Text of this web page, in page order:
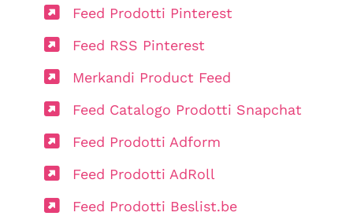
Feed Prodotti Pinterest
Feed RSS Pinterest
Merkandi Product Feed
Feed Catalogo Prodotti Snapchat
Feed Prodotti Adform
Feed Prodotti AdRoll
Feed Prodotti Beslist.be